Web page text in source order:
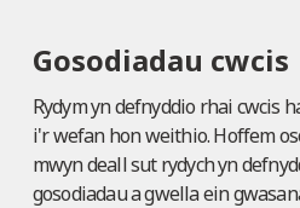
Gosodiadau cwcis
Rydym yn defnyddio rhai cwcis
i'r wefan hon weithio. Hoffem
mwyn deall sut rydych yn
gosodiadau a gwella ein